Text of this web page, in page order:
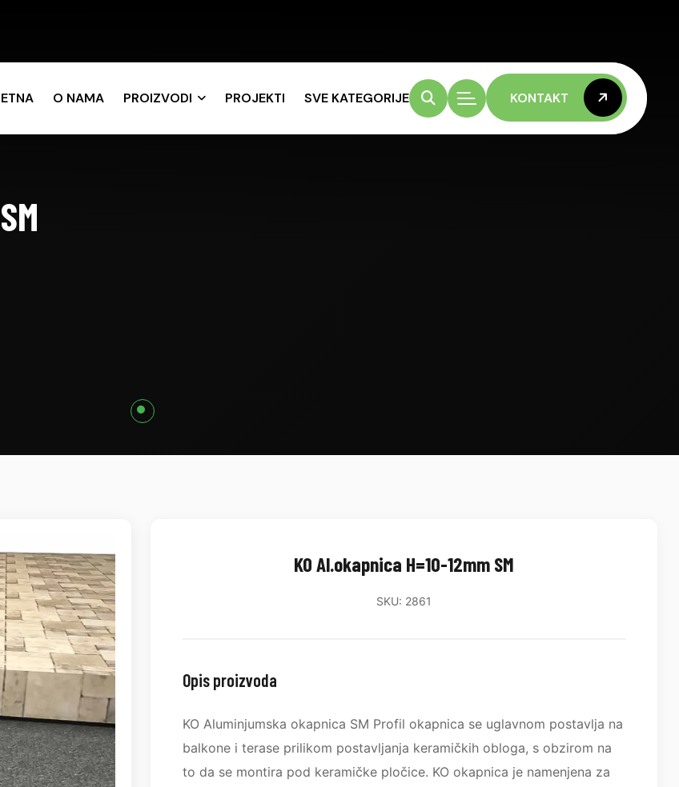
O NAMA PROIZVODI PROJEKTI SVE KATEGORIJE KONTAKT
KONTAKT
KO Al.okapnica H=10-12mm SM
SKU: 2861
Opis proizvoda
KO Aluminjumska okapnica SM Profil okapnica se uglavnom postavlja na
balkone i terase prilikom postavljanja keramičkih obloga, s obzirom na
to da se montira pod keramičke pločice. KO okapnica je namenjena za